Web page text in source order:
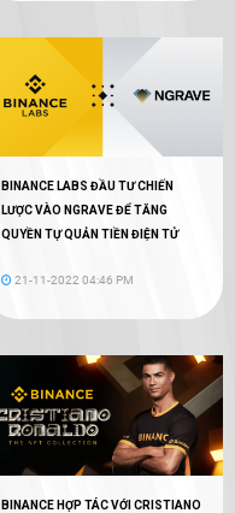
BINANCE LABS ĐẦU TƯ CHIẾN
LƯỢC VÀO NGRAVE ĐỂ TĂNG
QUYỀN TỰ QUẢN TIỀN ĐIỆN TỬ
21-11-2022 04:46 PM
BINANCE HỢP TÁC VỚI CRISTIANO